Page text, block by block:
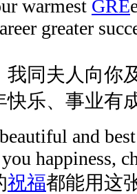
warmest GRE
greater
同夫人向你
快乐、事业有
and best
happiness,
祝福都能用这